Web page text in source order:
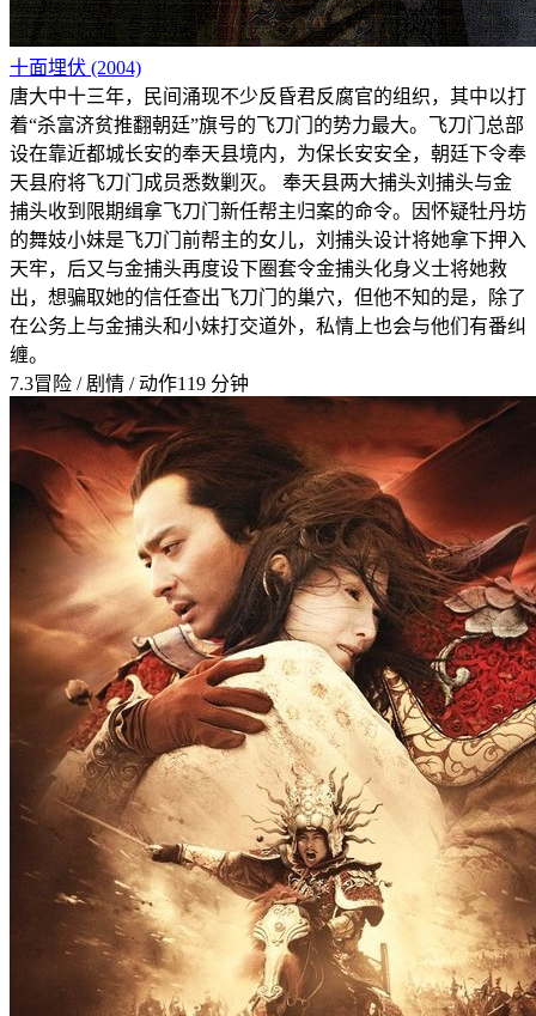
十面埋伏 (2004)
唐大中十三年，民间涌现不少反昏君反腐官的组织，其中以打
着“杀富济贫推翻朝廷”旗号的飞刀门的势力最大。飞刀门总部
设在靠近都城长安的奉天县境内，为保长安安全，朝廷下令奉
天县府将飞刀门成员悉数剿灭。 奉天县两大捕头刘捕头与金
捕头收到限期缉拿飞刀门新任帮主归案的命令。因怀疑牡丹坊
的舞妓小妹是飞刀门前帮主的女儿，刘捕头设计将她拿下押入
天牢，后又与金捕头再度设下圈套令金捕头化身义士将她救
出，想骗取她的信任查出飞刀门的巢穴，但他不知的是，除了
在公务上与金捕头和小妹打交道外，私情上也会与他们有番纠
缠。
7.3冒险 / 剧情 / 动作119 分钟